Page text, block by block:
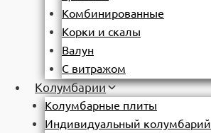
Комбинированные
Корки и скалы
Валун
С витражом
Колумбарии
Колумбарные плиты
Индивидуальный колумбарий